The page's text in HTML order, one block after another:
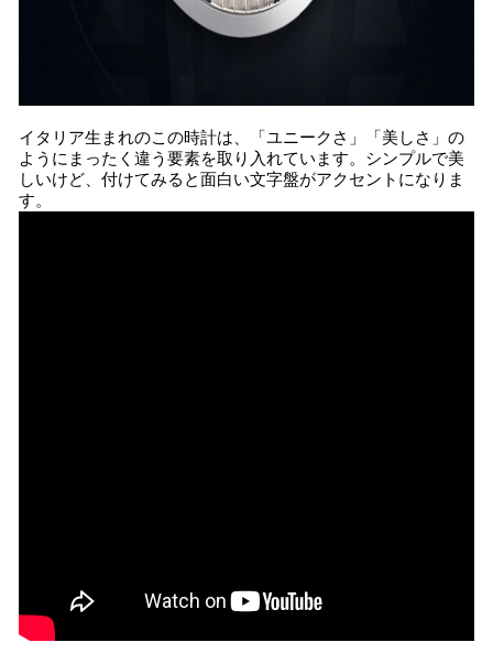
イタリア生まれのこの時計は、「ユニークさ」「美しさ」の
ようにまったく違う要素を取り入れています。シンプルで美
しいけど、付けてみると面白い文字盤がアクセントになりま
す。